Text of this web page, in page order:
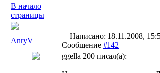
В начало
страницы
AnryV
Написано: 18.11.2008,
Сообщение #142
ggella 200 писал(a):